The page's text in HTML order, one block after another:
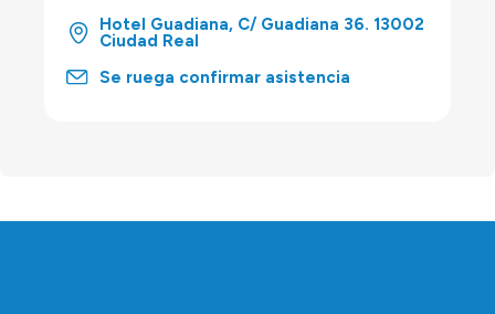
Hotel Guadiana, C/ Guadiana 36. 13002
Ciudad Real
Se ruega confirmar asistencia